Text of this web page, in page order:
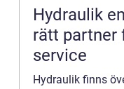
Hydraulik
rätt partner
service
Hydraulik finns